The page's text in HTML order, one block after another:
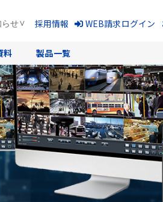
料 製品一覧
らせ 採用情報 WEB請求ログイン